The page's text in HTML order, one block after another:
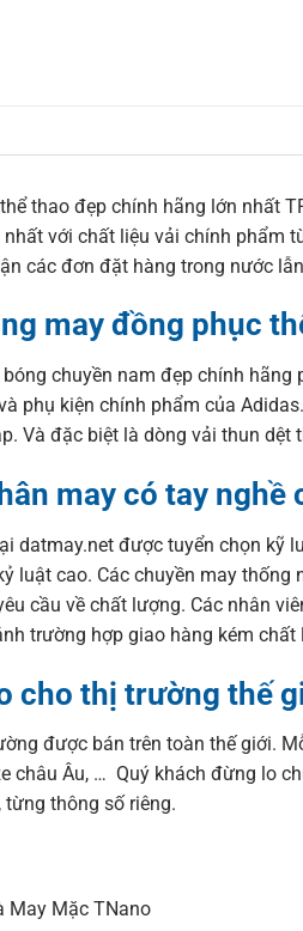
thao đẹp chính hãng lớn nhất
với chất liệu vải chính phẩm
các đơn đặt hàng trong nước
may đồng phục
chuyền nam đẹp chính hãng
phụ kiện chính phẩm của
Và đặc biệt là dòng vải thun dệt
may có tay nghề
datmay.net được tuyển chọn kỹ
luật cao. Các chuyền may thống
cầu về chất lượng. Các nhân
trường hợp giao hàng kém
cho thị trường thế
được bán trên toàn thế giới.
châu Âu, … Quý khách đừng lo
thông số riêng.
May Mặc TNano